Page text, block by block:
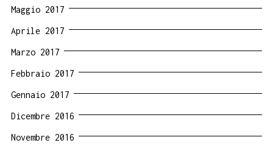
Maggio 2017
Aprile 2017
Marzo 2017
Febbraio 2017
Gennaio 2017
Dicembre 2016
Novembre 2016